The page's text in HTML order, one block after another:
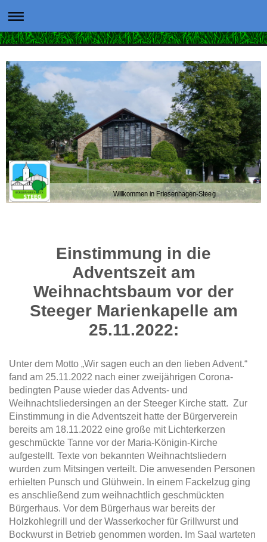
Willkommen in Friesenhagen-Steeg
Einstimmung in die
Adventszeit am
Weihnachtsbaum vor der
Steeger Marienkapelle am
25.11.2022:
Unter dem Motto „Wir sagen euch an den lieben Advent.“
fand am 25.11.2022 nach einer zweijährigen Corona-
bedingten Pause wieder das Advents- und
Weihnachtsliedersingen an der Steeger Kirche statt. Zur
Einstimmung in die Adventszeit hatte der Bürgerverein
bereits am 18.11.2022 eine große mit Lichterkerzen
geschmückte Tanne vor der Maria-Königin-Kirche
aufgestellt. Texte von bekannten Weihnachtsliedern
wurden zum Mitsingen verteilt. Die anwesenden Personen
erhielten Punsch und Glühwein. In einem Fackelzug ging
es anschließend zum weihnachtlich geschmückten
Bürgerhaus. Vor dem Bürgerhaus war bereits der
Holzkohlegrill und der Wasserkocher für Grillwurst und
Bockwurst in Betrieb genommen worden. Im Saal warteten